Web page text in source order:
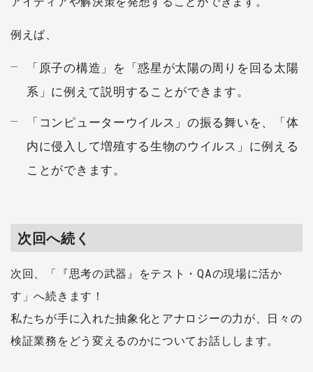
例えば、
「原子の構造」を「惑星が太陽の周りを回る太陽
系」に例えて説明することができます。
「コンピューターウイルス」の振る舞いを、「体
内に侵入して増殖する生物のウイルス」に例える
ことができます。
次回へ続く
次回、「『思考の武器』をテスト・QAの現場に活か
す」へ続きます！
私たちが手に入れた抽象化とアナロジーの力が、日々の
検証業務をどう変えるのかについてお話しします。